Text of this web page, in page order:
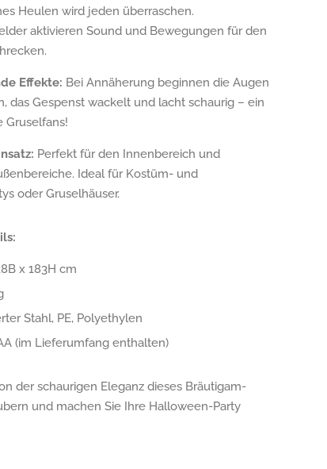
Heulen wird jeden überraschen.
aktivieren Sound und Bewegungen für den
Effekte: Bei Annäherung beginnen die Augen
das Gespenst wackelt und lacht schaurig – ein
Gruselfans!
Perfekt für den Innenbereich und
Ideal für Kostüm- und
oder Gruselhäuser.
x 183H cm
Stahl, PE, Polyethylen
(im Lieferumfang enthalten)
der schaurigen Eleganz dieses Bräutigam-
und machen Sie Ihre Halloween-Party